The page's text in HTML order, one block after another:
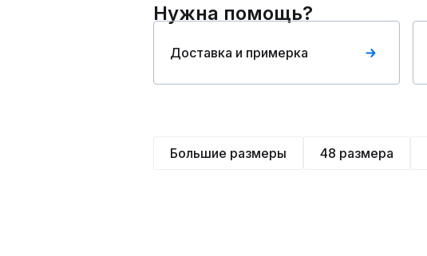
Нужна помощь?
Доставка и примерка
Большие размеры 48 размера